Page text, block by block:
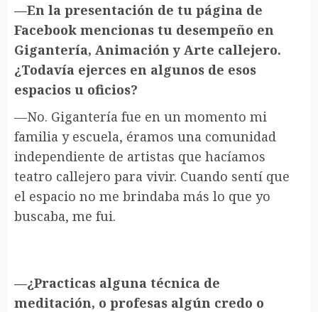
—En la presentación de tu página de
Facebook mencionas tu desempeño en
Gigantería, Animación y Arte callejero.
¿Todavía ejerces en algunos de esos
espacios u oficios?
—No. Gigantería fue en un momento mi
familia y escuela, éramos una comunidad
independiente de artistas que hacíamos
teatro callejero para vivir. Cuando sentí que
el espacio no me brindaba más lo que yo
buscaba, me fui.
—¿Practicas alguna técnica de
meditación, o profesas algún credo o